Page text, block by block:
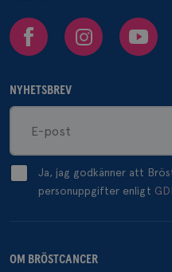
Facebook InstagramYoutube
NYHETSBREV
Ja, jag godkänner att
personuppgifter enligt
OM BRÖSTCANCER